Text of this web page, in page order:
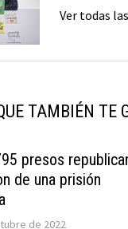
Ver todas
TAMBIÉN TE
presos
de una prisión
de 2022